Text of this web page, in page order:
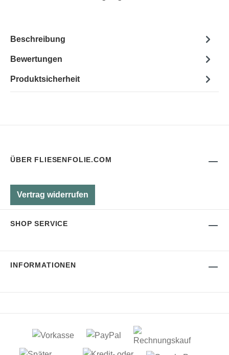
Beschreibung
Bewertungen
Produktsicherheit
ÜBER FLIESENFOLIE.COM
Vertrag widerrufen
SHOP SERVICE
INFORMATIONEN